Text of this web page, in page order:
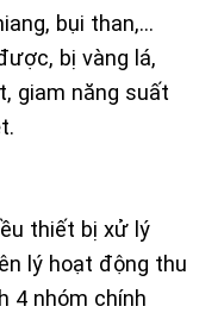
bụi than,…
bị vàng lá,
giam năng suất
thiết bị xử lý
lý hoạt động thu
4 nhóm chính